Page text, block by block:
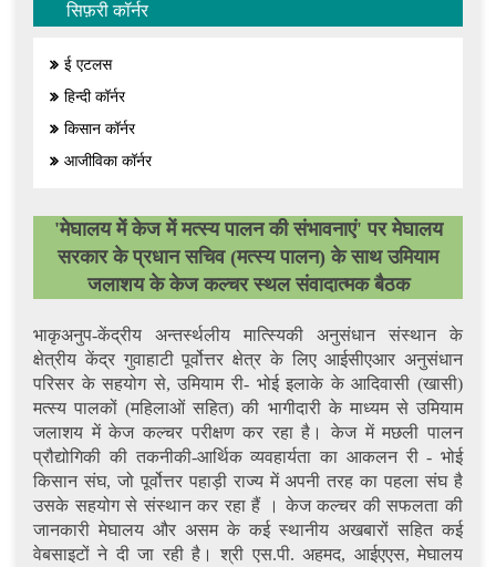
सिफ़री कॉर्नर
ई एटलस
हिन्दी कॉर्नर
किसान कॉर्नर
आजीविका कॉर्नर
'मेघालय में केज में मत्स्य पालन की संभावनाएं' पर मेघालय
सरकार के प्रधान सचिव (मत्स्य पालन) के साथ उमियाम
जलाशय के केज कल्चर स्थल संवादात्मक बैठक
भाकृअनुप-केंद्रीय अन्तर्स्थलीय मात्स्यिकी अनुसंधान संस्थान के
क्षेत्रीय केंद्र गुवाहाटी पूर्वोत्तर क्षेत्र के लिए आईसीएआर अनुसंधान
परिसर के सहयोग से, उमियाम री- भोई इलाके के आदिवासी (खासी)
मत्स्य पालकों (महिलाओं सहित) की भागीदारी के माध्यम से उमियाम
जलाशय में केज कल्चर परीक्षण कर रहा है। केज में मछली पालन
प्रौद्योगिकी की तकनीकी-आर्थिक व्यवहार्यता का आकलन री - भोई
किसान संघ, जो पूर्वोत्तर पहाड़ी राज्य में अपनी तरह का पहला संघ है
उसके सहयोग से संस्थान कर रहा हैं । केज कल्चर की सफलता की
जानकारी मेघालय और असम के कई स्थानीय अखबारों सहित कई
वेबसाइटों ने दी जा रही है। श्री एस.पी. अहमद, आईएएस, मेघालय